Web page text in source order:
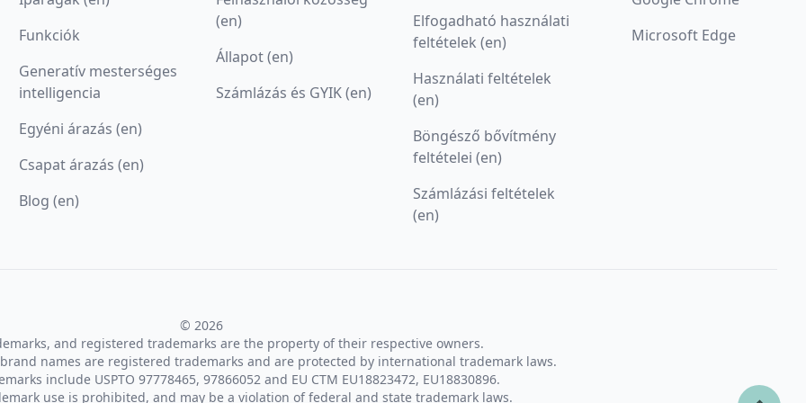
Funkciók
Generatív mesterséges
intelligencia
Egyéni árazás (en)
Csapat árazás (en)
Blog (en)
(en)
Állapot (en)
Számlázás és GYIK (en)
Elfogadható használati
feltételek (en)
Használati feltételek
(en)
Böngésző bővítmény
feltételei (en)
Számlázási feltételek
(en)
Microsoft Edge
© 2026
and registered trademarks are the property of their respective owners.
brand names are registered trademarks and are protected by international trademark laws.
include USPTO 97778465, 97866052 and EU CTM EU18823472, EU18830896.
use is prohibited, and may be a violation of federal and state trademark laws.